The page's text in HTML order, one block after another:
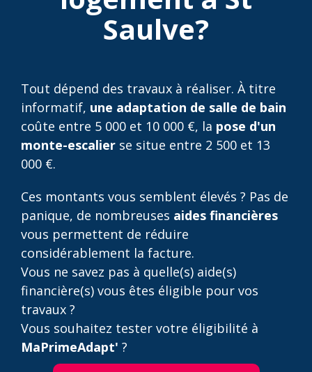
Saulve?
Tout dépend des travaux à réaliser. À titre
informatif, une adaptation de salle de bain
coûte entre 5 000 et 10 000 €, la pose d'un
monte-escalier se situe entre 2 500 et 13
000 €.
Ces montants vous semblent élevés ? Pas de
panique, de nombreuses aides financières
vous permettent de réduire
considérablement la facture.
Vous ne savez pas à quelle(s) aide(s)
financière(s) vous êtes éligible pour vos
travaux ?
Vous souhaitez tester votre éligibilité à
MaPrimeAdapt' ?